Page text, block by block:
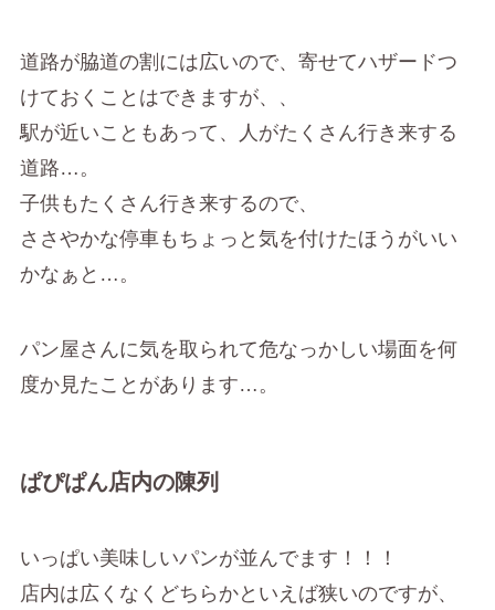
道路が脇道の割には広いので、寄せてハザードつ
けておくことはできますが、、
駅が近いこともあって、人がたくさん行き来する
道路…。
子供もたくさん行き来するので、
ささやかな停車もちょっと気を付けたほうがいい
かなぁと…。
パン屋さんに気を取られて危なっかしい場面を何
度か見たことがあります…。
ぱぴぱん店内の陳列
いっぱい美味しいパンが並んでます！！！
店内は広くなくどちらかといえば狭いのですが、